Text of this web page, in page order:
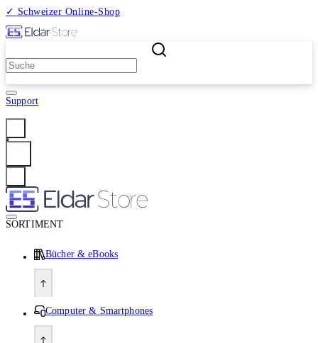
✓ Schweizer Online-Shop
Support
SORTIMENT
Bücher & eBooks
Computer & Smartphones